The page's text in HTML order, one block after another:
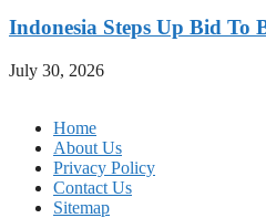
Indonesia Steps Up Bid To
July 30, 2026
Home
About Us
Privacy Policy
Contact Us
Sitemap